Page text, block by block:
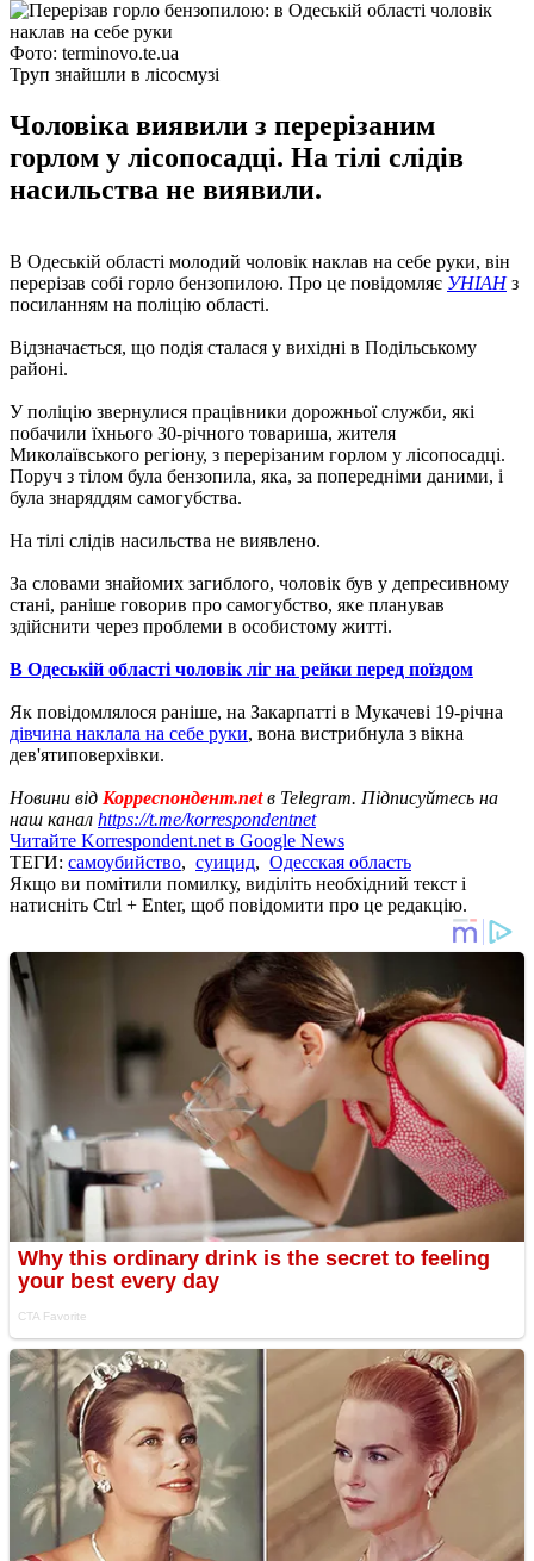
Фото: terminovo.te.ua
Труп знайшли в лісосмузі
Чоловіка виявили з перерізаним
горлом у лісопосадці. На тілі слідів
насильства не виявили.
В Одеській області молодий чоловік наклав на себе руки, він
перерізав собі горло бензопилою. Про це повідомляє УНІАНз
посиланням на поліцію області.
Відзначається, що подія сталася у вихідні в Подільському
районі.
У поліцію звернулися працівники дорожньої служби, які
побачили їхнього 30-річного товариша, жителя
Миколаївського регіону, з перерізаним горлом у лісопосадці.
Поруч з тілом була бензопила, яка, за попередніми даними, і
була знаряддям самогубства.
На тілі слідів насильства не виявлено.
За словами знайомих загиблого, чоловік був у депресивному
стані, раніше говорив про самогубство, яке планував
здійснити через проблеми в особистому житті.
В Одеській області чоловік ліг на рейки перед поїздом
Як повідомлялося раніше, на Закарпатті в Мукачеві 19-річна
дівчина наклала на себе руки, вона вистрибнула з вікна
дев'ятиповерхівки.
Новини від Корреспондент.netв Telegram. Підписуйтесь на
наш канал https://t.me/korrespondentnet
Читайте Korrespondent.net в Google News
ТЕГИ: самоубийство, суицид, Одесская область
Якщо ви помітили помилку, виділіть необхідний текст і
натисніть Ctrl + Enter, щоб повідомити про це редакцію.